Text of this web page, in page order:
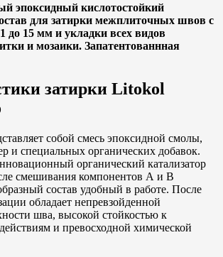
эпоксидный кислотостойкий
для затирки межплиточных швов с
15 мм и укладки всех видов
и мозаики. Запатентованнная
затирки Litokol
собой смесь эпоксидной смолы,
и специальных органических добавок.
органический катализатор
смешивания компонентов А и В
состав удобный в работе. После
обладает непревзойденной
шва, высокой стойкостью к
и превосходной химической